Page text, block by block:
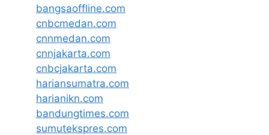
bangsaoffline.com
cnbcmedan.com
cnnmedan.com
cnnjakarta.com
cnbcjakarta.com
hariansumatra.com
harianikn.com
bandungtimes.com
sumutekspres.com